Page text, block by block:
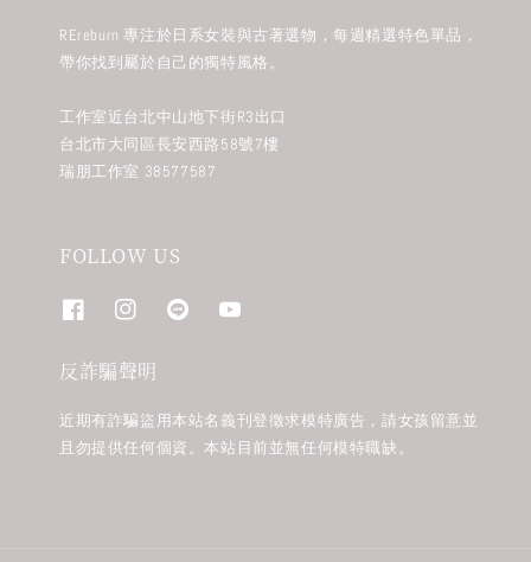
REreburn 專注於日系女裝與古著選物，每週精選特色單品，
帶你找到屬於自己的獨特風格。
工作室近台北中山地下街R3出口
台北市大同區長安西路58號7樓
瑞朋工作室 38577587
FOLLOW US
反詐騙聲明
近期有詐騙盜用本站名義刊登徵求模特廣告，請女孩留意並
且勿提供任何個資。本站目前並無任何模特職缺。